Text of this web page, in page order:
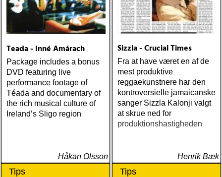
Teada - Inné Amárach
Package includes a bonus
DVD featuring live
performance footage of
Téada and documentary of
the rich musical culture of
Ireland’s Sligo region
Håkan Olsson
Sizzla - Crucial Times
Fra at have været en af de
mest produktive
reggaekunstnere har den
kontroversielle jamaicanske
sanger Sizzla Kalonji valgt
at skrue ned for
produktionshastigheden
Henrik Bæk
Tips Tips